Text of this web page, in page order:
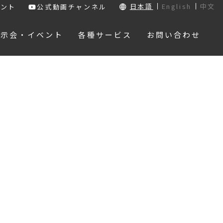
ト 公式動画チャンネル 日本語 English 中文
会・イベント 各種サービス お問い合わせ